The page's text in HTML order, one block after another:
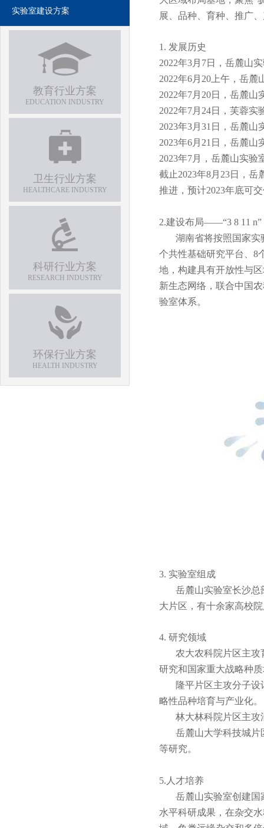
实验室建设方案
教育行业方案
EDUCATION INDUSTRY
卫生行业方案
HEALTHCARE INDUSTRY
科研行业方案
RESEARCH INDUSTRY
环保行业方案
HEALTH INDUSTRY
展、品种、育种、推广
1. 发展历史
2022年3月7日，岳麓山
2022年6月20上午，岳
2022年7月20日，岳麓
2022年7月24日，芙蓉
2023年3月31日，岳麓
2023年6月21日，岳麓
2023年7月，岳麓山实
截止2023年8月23日，
推进，预计2023年底可
2.建设布局——“3 8 11 n”
湖南省将按照国家实
个共性基础研究平台、8
地，构建具有开放性与
新生态网络 ，联合中国
验室体系。
3. 实验室组成
岳麓山实验室长沙总
大片区，有十余家高校
4. 研究领域
农大农科院片区主
研究和国家重大战略种
隆平片区主攻分子
略性品种培育与产业化。
林大林科院片区主攻
岳麓山大学科技城片
等研究。
5.人才培养
岳麓山实验室创建国
水平科研成果，在杂交